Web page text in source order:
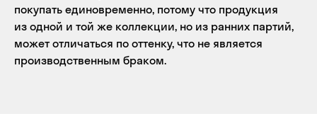
покупать единовременно, потому что продукция
из одной и той же коллекции, но из ранних партий,
может отличаться по оттенку, что не является
производственным браком.